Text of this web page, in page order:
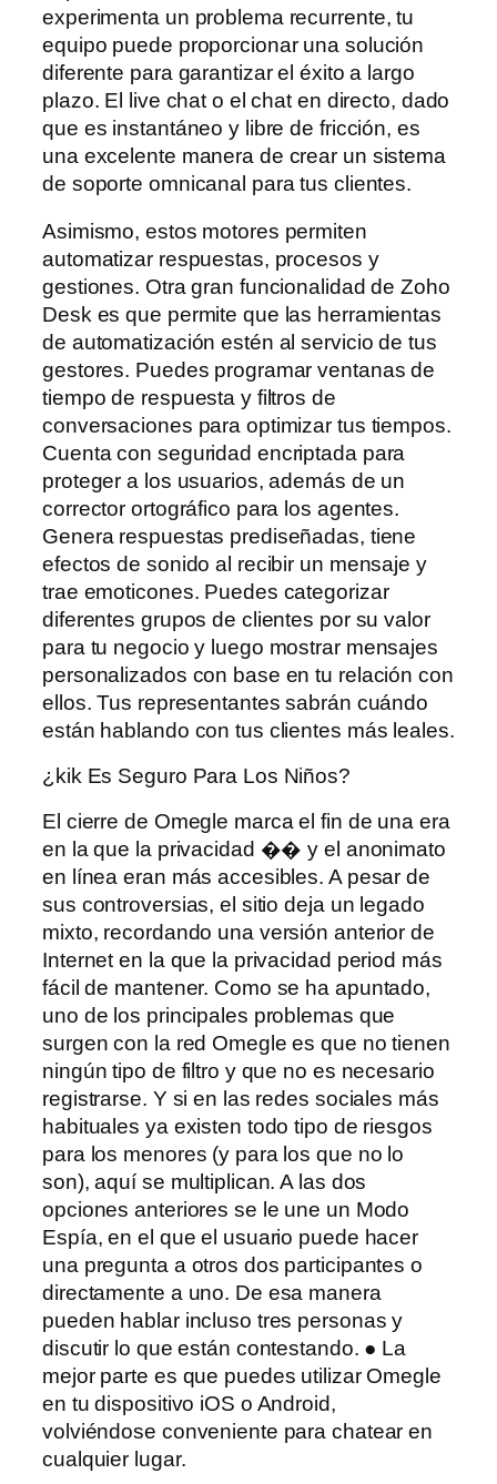
experimenta un problema recurrente, tu
equipo puede proporcionar una solución
diferente para garantizar el éxito a largo
plazo. El live chat o el chat en directo, dado
que es instantáneo y libre de fricción, es
una excelente manera de crear un sistema
de soporte omnicanal para tus clientes.
Asimismo, estos motores permiten
automatizar respuestas, procesos y
gestiones. Otra gran funcionalidad de Zoho
Desk es que permite que las herramientas
de automatización estén al servicio de tus
gestores. Puedes programar ventanas de
tiempo de respuesta y filtros de
conversaciones para optimizar tus tiempos.
Cuenta con seguridad encriptada para
proteger a los usuarios, además de un
corrector ortográfico para los agentes.
Genera respuestas prediseñadas, tiene
efectos de sonido al recibir un mensaje y
trae emoticones. Puedes categorizar
diferentes grupos de clientes por su valor
para tu negocio y luego mostrar mensajes
personalizados con base ​​en tu relación con
ellos. Tus representantes sabrán cuándo
están hablando con tus clientes más leales.
¿kik Es Seguro Para Los Niños?
El cierre de Omegle marca el fin de una era
en la que la privacidad �� y el anonimato
en línea eran más accesibles. A pesar de
sus controversias, el sitio deja un legado
mixto, recordando una versión anterior de
Internet en la que la privacidad period más
fácil de mantener. Como se ha apuntado,
uno de los principales problemas que
surgen con la red Omegle es que no tienen
ningún tipo de filtro y que no es necesario
registrarse. Y si en las redes sociales más
habituales ya existen todo tipo de riesgos
para los menores (y para los que no lo
son), aquí se multiplican. A las dos
opciones anteriores se le une un Modo
Espía, en el que el usuario puede hacer
una pregunta a otros dos participantes o
directamente a uno. De esa manera
pueden hablar incluso tres personas y
discutir lo que están contestando. ● La
mejor parte es que puedes utilizar Omegle
en tu dispositivo iOS o Android,
volviéndose conveniente para chatear en
cualquier lugar.